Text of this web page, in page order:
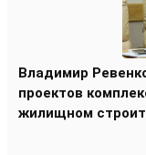
Владимир
проектов
жилищном